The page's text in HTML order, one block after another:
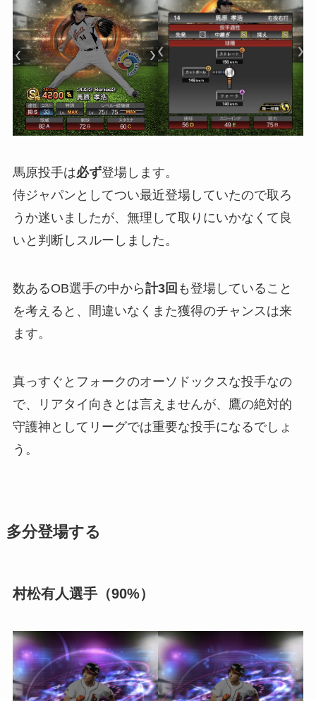
馬原投手は必ず登場します。
侍ジャパンとしてつい最近登場していたので取ろ
うか迷いましたが、無理して取りにいかなくて良
いと判断しスルーしました。
数あるOB選手の中から計3回 も登場していること
を考えると、間違いなくまた獲得のチャンスは来
ます。
真っすぐとフォークのオーソドックスな投手なの
で、リアタイ向きとは言えませんが、鷹の絶対的
守護神としてリーグでは重要な投手になるでしょ
う。
多分登場する
村松有人選手（90%）